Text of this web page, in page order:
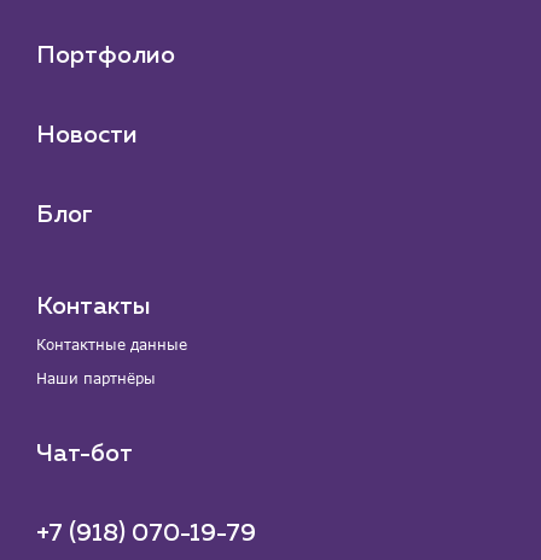
Портфолио
Новости
Блог
Контакты
Контактные данные
Наши партнёры
Чат-бот
+7 (918) 070-19-79